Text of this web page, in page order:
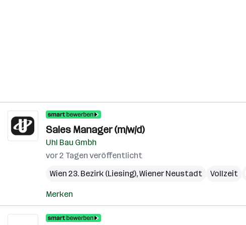
Sales Manager (m/w/d)
Uhl Bau Gmbh
vor 2 Tagen veröffentlicht
Wien 23. Bezirk (Liesing),Wiener Neustadt Vollzeit
Merken